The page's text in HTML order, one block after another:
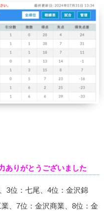
ありがとうございました
3位：七尾、4位：金沢錦
、7位：金沢商業、8位：金